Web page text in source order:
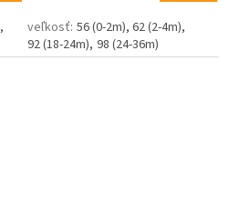
56 (0-2m) 62 (2-4m)
92 (18-24m) 98 (24-36m)